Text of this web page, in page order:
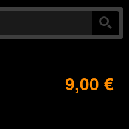
9,00 €